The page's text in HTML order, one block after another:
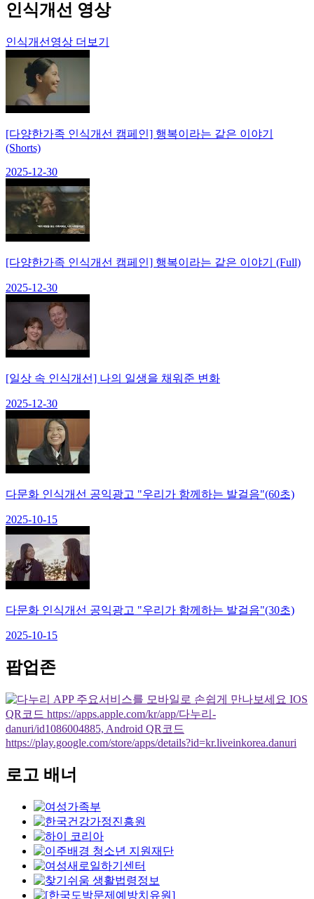
인식개선 영상
인식개선영상 더보기
[다양한가족 인식개선 캠페인] 행복이라는 같은 이야기
(Shorts)
2025-12-30
[다양한가족 인식개선 캠페인] 행복이라는 같은 이야기 (Full)
2025-12-30
[일상 속 인식개선] 나의 일생을 채워준 변화
2025-12-30
다문화 인식개선 공익광고 "우리가 함께하는 발걸음"(60초)
2025-10-15
다문화 인식개선 공익광고 "우리가 함께하는 발걸음"(30초)
2025-10-15
팝업존
로고 배너